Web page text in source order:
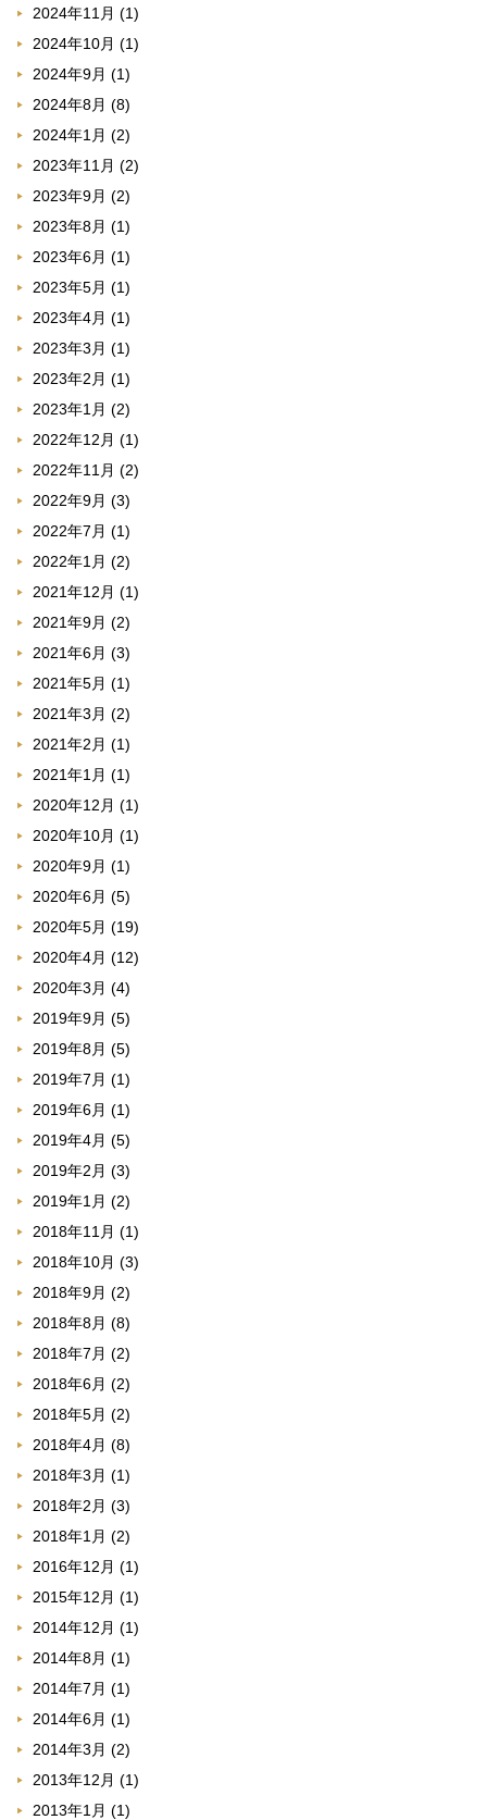
2024年11月 (1)
2024年10月 (1)
2024年9月 (1)
2024年8月 (8)
2024年1月 (2)
2023年11月 (2)
2023年9月 (2)
2023年8月 (1)
2023年6月 (1)
2023年5月 (1)
2023年4月 (1)
2023年3月 (1)
2023年2月 (1)
2023年1月 (2)
2022年12月 (1)
2022年11月 (2)
2022年9月 (3)
2022年7月 (1)
2022年1月 (2)
2021年12月 (1)
2021年9月 (2)
2021年6月 (3)
2021年5月 (1)
2021年3月 (2)
2021年2月 (1)
2021年1月 (1)
2020年12月 (1)
2020年10月 (1)
2020年9月 (1)
2020年6月 (5)
2020年5月 (19)
2020年4月 (12)
2020年3月 (4)
2019年9月 (5)
2019年8月 (5)
2019年7月 (1)
2019年6月 (1)
2019年4月 (5)
2019年2月 (3)
2019年1月 (2)
2018年11月 (1)
2018年10月 (3)
2018年9月 (2)
2018年8月 (8)
2018年7月 (2)
2018年6月 (2)
2018年5月 (2)
2018年4月 (8)
2018年3月 (1)
2018年2月 (3)
2018年1月 (2)
2016年12月 (1)
2015年12月 (1)
2014年12月 (1)
2014年8月 (1)
2014年7月 (1)
2014年6月 (1)
2014年3月 (2)
2013年12月 (1)
2013年1月 (1)